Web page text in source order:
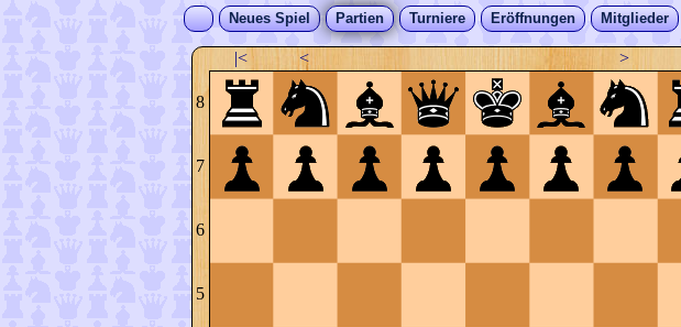
Neues Spiel Partien Turniere Eröffnungen Mitglieder
|< < >
8
7
6
5